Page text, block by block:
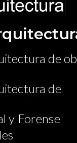
de
de
y Forense